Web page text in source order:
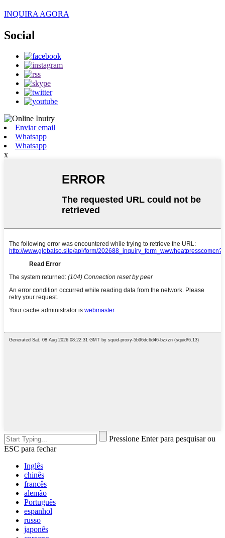
INQUIRA AGORA
Social
Enviar email
Whatsapp
Whatsapp
x
Pressione Enter para pesquisar ou
ESC para fechar
Inglês
chinês
francês
alemão
Português
espanhol
russo
japonês